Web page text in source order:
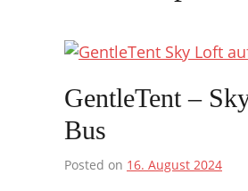
GentleTent –
Bus
Posted on 16. August 2024